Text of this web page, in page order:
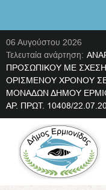
06 Αυγούστου 2026
Τελευταία ανάρτηση:
ΠΡΟΣΩΠΙΚΟΥ ΜΕ ΣΧΕΣΗ
ΟΡΙΣΜΕΝΟΥ ΧΡΟΝΟΥ
ΜΟΝΑΔΩΝ ΔΗΜΟΥ
ΑΡ. ΠΡΩΤ. 10408/